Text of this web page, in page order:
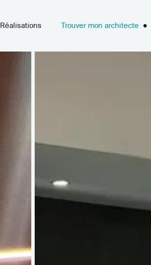
Réalisations Trouver mon architecte ●